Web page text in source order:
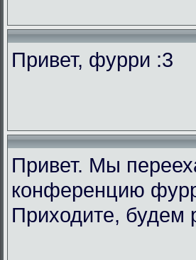
Привет, фурри :3
Привет. Мы
конференцию
Приходите, будем